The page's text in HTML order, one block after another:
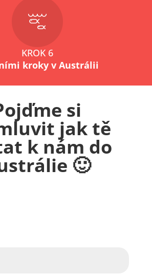
KROK 6
kroky v Austrálii
si
jak tě
k nám do
🙂